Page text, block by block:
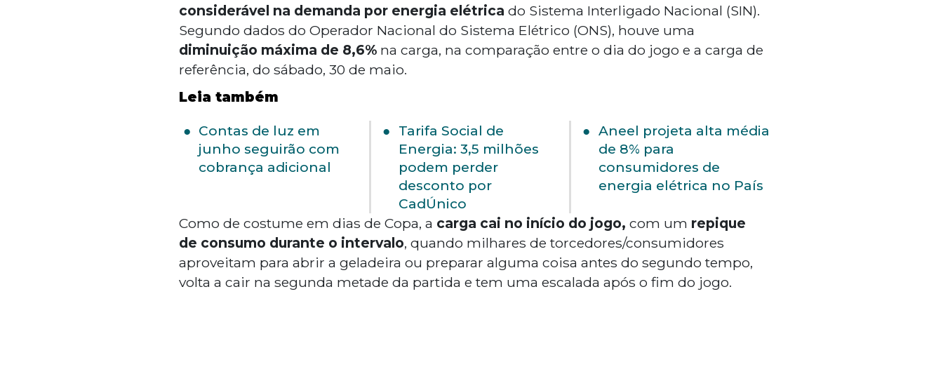
considerável na demanda por energia elétrica do Sistema Interligado Nacional (SIN).
Segundo dados do Operador Nacional do Sistema Elétrico (ONS), houve uma
diminuição máxima de 8,6%na carga, na comparação entre o dia do jogo e a carga de
referência, do sábado, 30 de maio.
Leia também
Contas de luz em
junho seguirão com
cobrança adicional
Tarifa Social de
Energia: 3,5 milhões
podem perder
desconto por
CadÚnico
Aneel projeta alta média
de 8% para
consumidores de
energia elétrica no País
Como de costume em dias de Copa, a carga cai no início do jogo, com um repique
de consumo durante o intervalo, quando milhares de torcedores/consumidores
aproveitam para abrir a geladeira ou preparar alguma coisa antes do segundo tempo,
volta a cair na segunda metade da partida e tem uma escalada após o fim do jogo.